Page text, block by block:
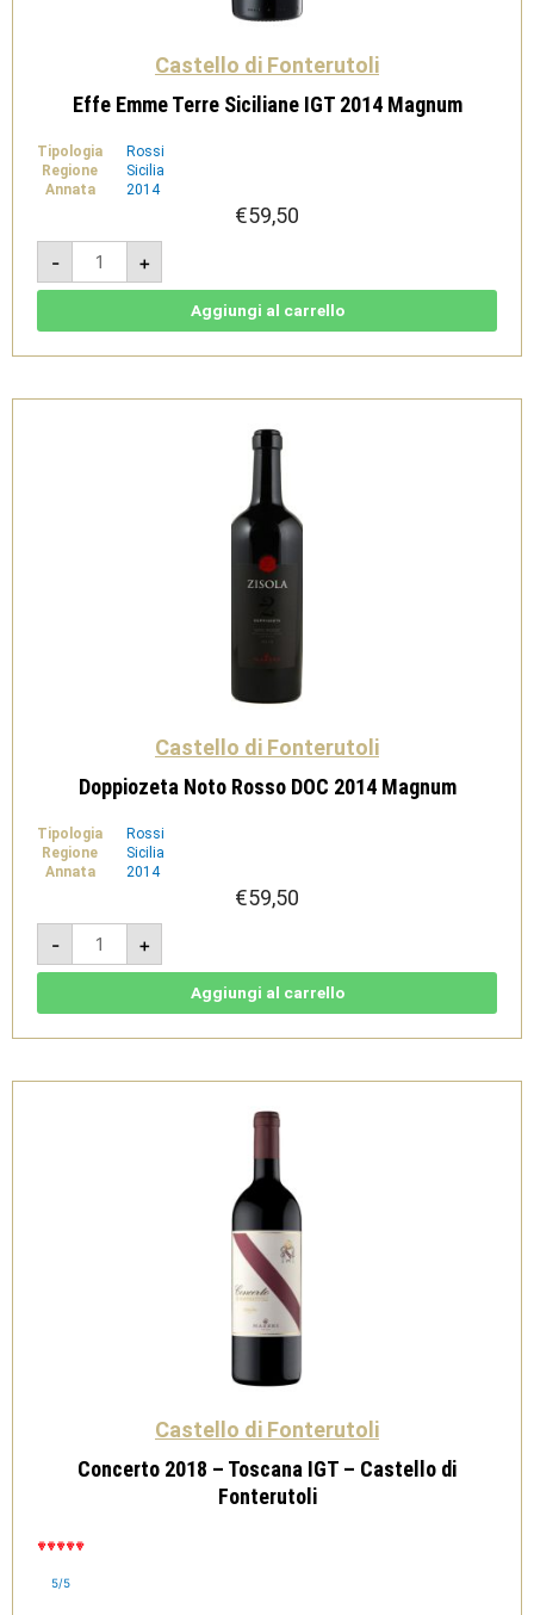
Castello di Fonterutoli
Effe Emme Terre Siciliane IGT 2014 Magnum
Tipologia
Rossi
Regione
Sicilia
Annata
2014
€59,50
-
Effe
Emme
Terre
Siciliane
quantità
+
Aggiungi al carrello
Castello di Fonterutoli
Doppiozeta Noto Rosso DOC 2014 Magnum
Tipologia
Rossi
Regione
Sicilia
Annata
2014
€59,50
-
Doppiozeta
Noto
Rosso
DOC
+
Aggiungi al carrello
Castello di Fonterutoli
Concerto 2018 – Toscana IGT – Castello di
Fonterutoli
5/5